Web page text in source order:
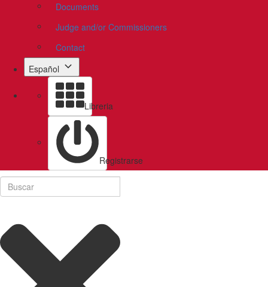
Documents
Judge and/or Commissioners
Contact
Español
Libreria
Registrarse